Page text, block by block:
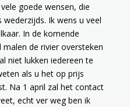
goede wensen, die
Ik wens u veel
In de komende
de rivier oversteken
niet lukken iedereen te
als u het op prijs
Na 1 april zal het contact
echt ver weg ben ik